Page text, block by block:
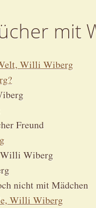
mit
Willi Wiberg
Freund
Willi Wiberg
nicht mit Mädchen
Willi Wiberg